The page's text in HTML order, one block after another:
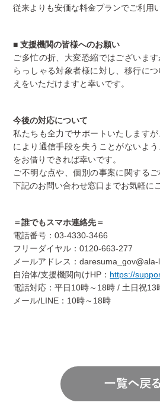
従来よりも安価な料金プランでご利用
■ 支援機関の皆様へのお願い
ご多忙の折、大変恐縮ではございま
らっしゃる対象者様に対し、移行に
えをいただけますと幸いです。
今後の対応について
私たちも全力でサポートいたします
により通信手段を失うことがないよ
をお借りできれば幸いです。
ご不明な点や、個別の事案に関するご
下記のお問い合わせ窓口までお気軽に
＝誰でもスマホ連絡先＝
電話番号：03-4330-3466
フリーダイヤル：0120-663-277
メールアドレス：
自治体/支援機関向けHP： https://
電話対応：平日10時～18時 / 土日祝13
メール/LINE：10時～18時